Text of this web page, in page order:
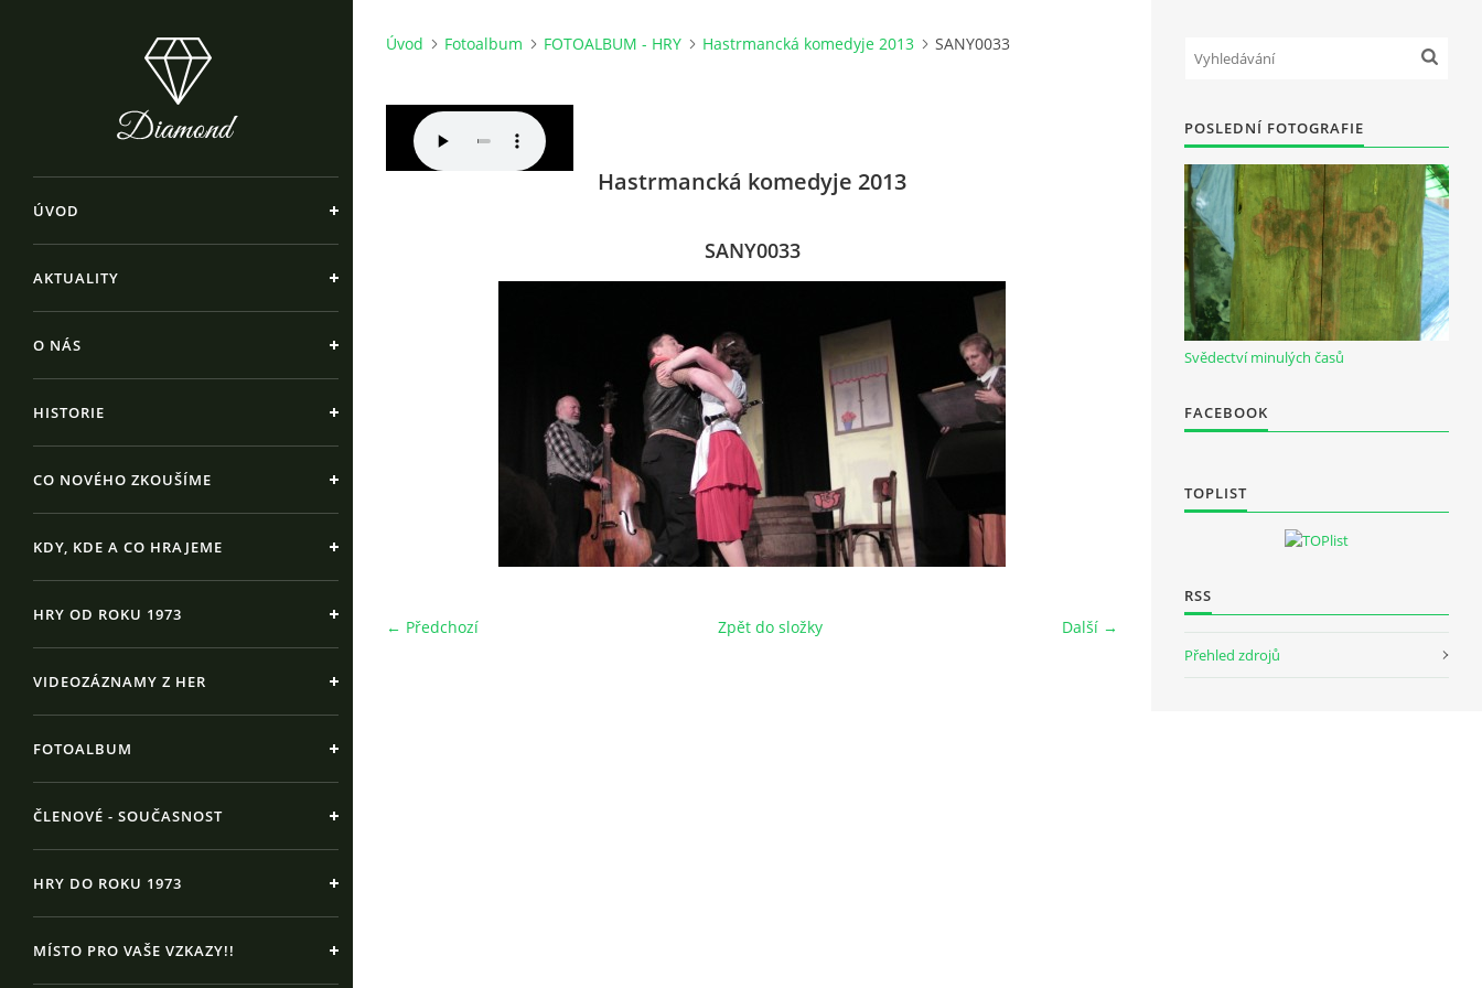
ÚVOD
AKTUALITY
O NÁS
HISTORIE
CO NOVÉHO ZKOUŠÍME
KDY, KDE A CO HRAJEME
HRY OD ROKU 1973
VIDEOZÁZNAMY Z HER
FOTOALBUM
ČLENOVÉ - SOUČASNOST
HRY DO ROKU 1973
MÍSTO PRO VAŠE VZKAZY!!
Úvod Fotoalbum FOTOALBUM - HRY Hastrmancká komedyje 2013 SANY0033
Hastrmancká komedyje 2013
SANY0033
← Předchozí Další →
Zpět do složky
POSLEDNÍ FOTOGRAFIE
Svědectví minulých časů
FACEBOOK
TOPLIST
RSS
Přehled zdrojů